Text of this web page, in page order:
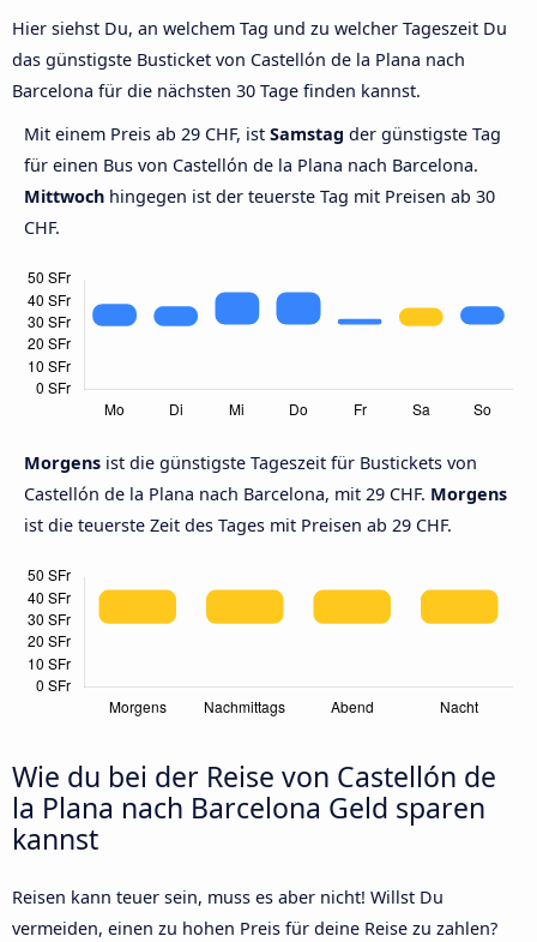
Hier siehst Du, an welchem Tag und zu welcher Tageszeit Du
das günstigste Busticket von Castellón de la Plana nach
Barcelona für die nächsten 30 Tage finden kannst.
Mit einem Preis ab 29 CHF, ist Samstag der günstigste Tag
für einen Bus von Castellón de la Plana nach Barcelona.
Mittwoch hingegen ist der teuerste Tag mit Preisen ab 30
CHF.
Morgens ist die günstigste Tageszeit für Bustickets von
Castellón de la Plana nach Barcelona, mit 29 CHF. Morgens
ist die teuerste Zeit des Tages mit Preisen ab 29 CHF.
Wie du bei der Reise von Castellón de
la Plana nach Barcelona Geld sparen
kannst
Reisen kann teuer sein, muss es aber nicht! Willst Du
vermeiden, einen zu hohen Preis für deine Reise zu zahlen?